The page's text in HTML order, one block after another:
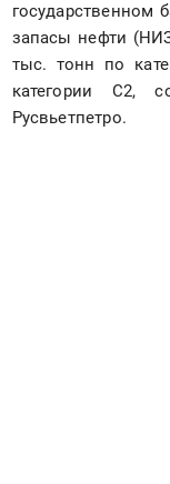
государственном
запасы нефти
тыс. тонн по
категории С2,
Русвьетпетро.